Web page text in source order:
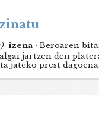
) izena · Beroaren
jartzen den
jateko prest dagoena.